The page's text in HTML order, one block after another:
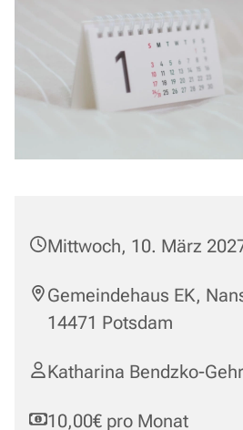
Mittwoch, 10. März
Gemeindehaus EK,
14471 Potsdam
Katharina Bendzko-
10,00€ pro Monat